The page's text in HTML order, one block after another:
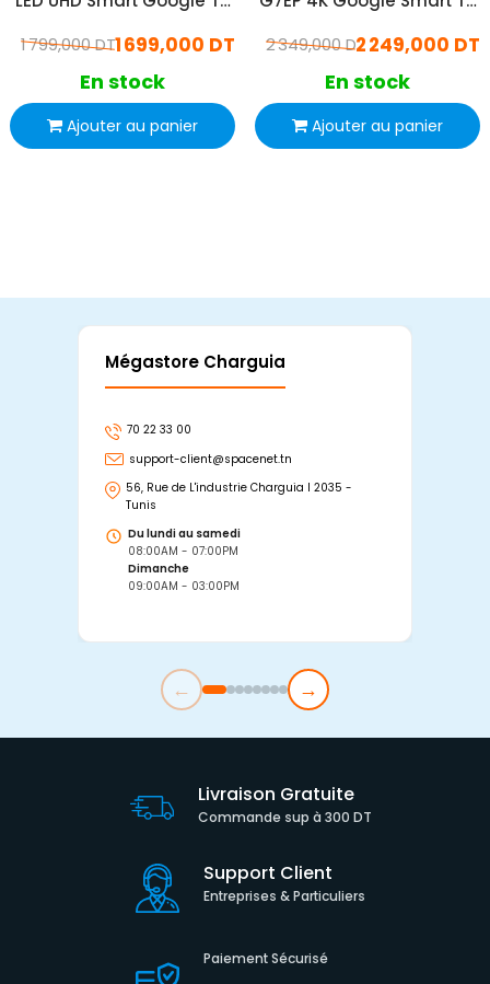
1 699,000 DT
1 799,000 DT
En stock
Ajouter au panier
2 249,000 DT
2 349,000 DT
En stock
Ajouter au panier
Mégastore Charguia
70 22 33 00
support-client@spacenet.tn
56, Rue de L'industrie Charguia I 2035 -
Tunis
Du lundi au samedi
08:00AM - 07:00PM
Dimanche
09:00AM - 03:00PM
← →
Livraison Gratuite
Commande sup à 300 DT
Support Client
Entreprises & Particuliers
Paiement Sécurisé